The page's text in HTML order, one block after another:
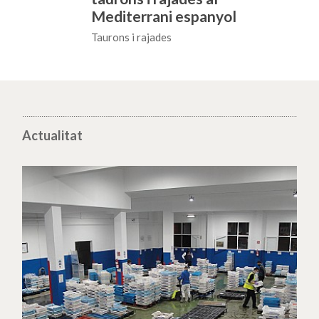
Mediterrani espanyol
Taurons i rajades
Actualitat